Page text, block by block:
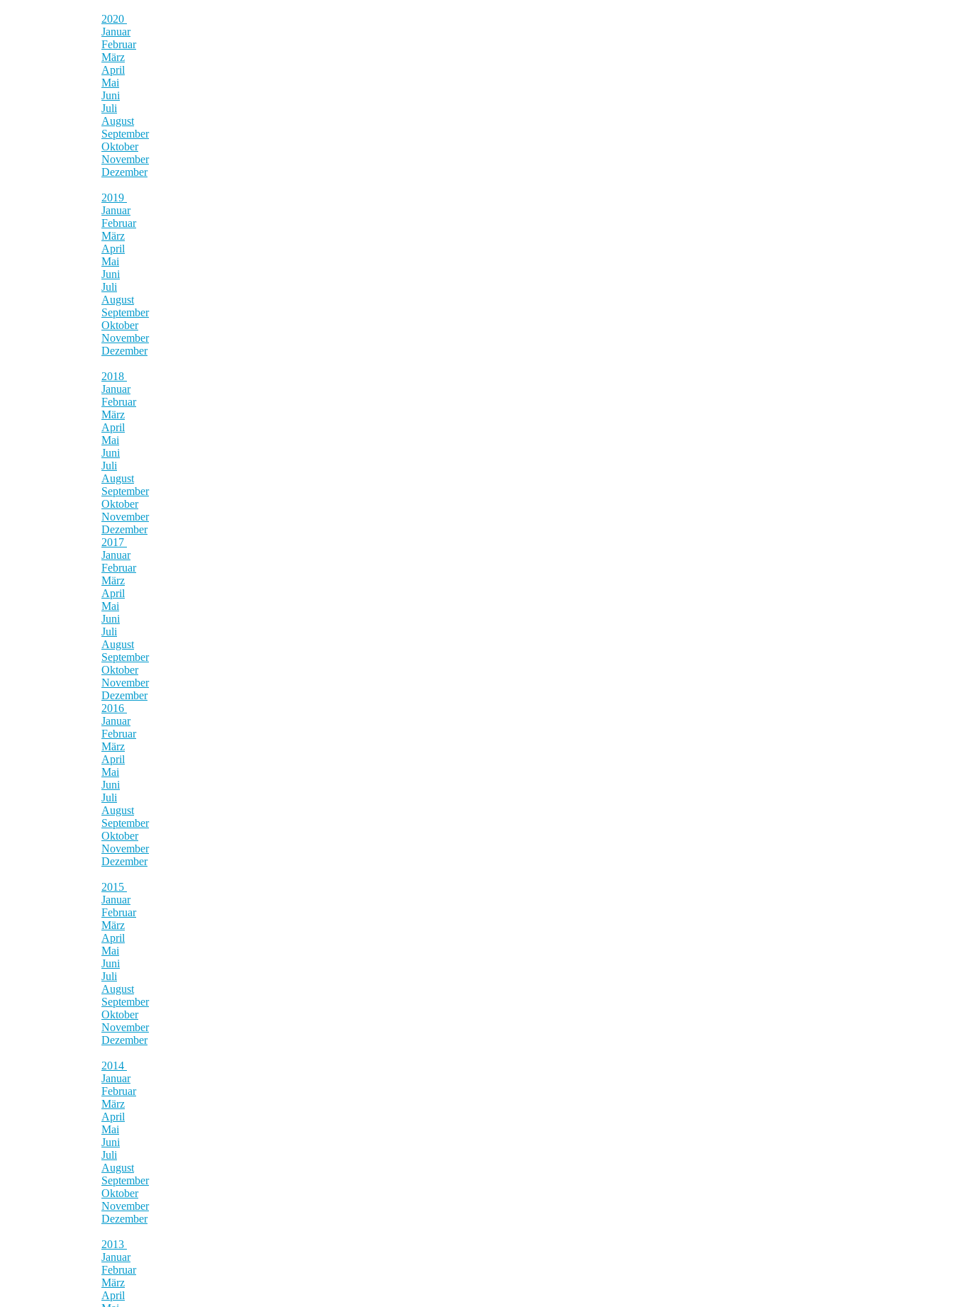
2020
Januar
Februar
März
April
Mai
Juni
Juli
August
September
Oktober
November
Dezember
2019
Januar
Februar
März
April
Mai
Juni
Juli
August
September
Oktober
November
Dezember
2018
Januar
Februar
März
April
Mai
Juni
Juli
August
September
Oktober
November
Dezember
2017
Januar
Februar
März
April
Mai
Juni
Juli
August
September
Oktober
November
Dezember
2016
Januar
Februar
März
April
Mai
Juni
Juli
August
September
Oktober
November
Dezember
2015
Januar
Februar
März
April
Mai
Juni
Juli
August
September
Oktober
November
Dezember
2014
Januar
Februar
März
April
Mai
Juni
Juli
August
September
Oktober
November
Dezember
2013
Januar
Februar
März
April